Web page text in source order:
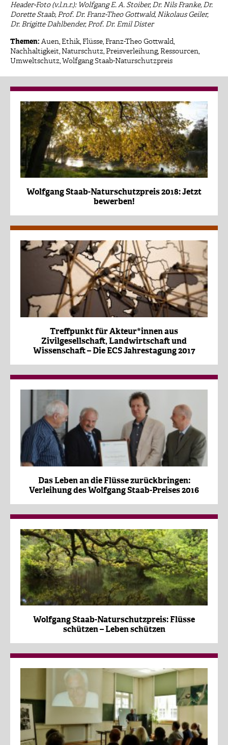
Header-Foto (v.l.n.r.): Wolfgang E. A. Stoiber, Dr. Nils Franke, Dr.
Dorette Staab, Prof. Dr. Franz-Theo Gottwald, Nikolaus Geiler,
Dr. Brigitte Dahlbender, Prof. Dr. Emil Dister
Themen: Auen Ethik Flüsse Franz-Theo Gottwald
Nachhaltigkeit Naturschutz Preisverleihung, Ressourcen
Umweltschutz Wolfgang Staab-Naturschutzpreis
Wolfgang Staab-Naturschutzpreis 2018: Jetzt
bewerben!
Treffpunkt für Akteur*innen aus
Zivilgesellschaft, Landwirtschaft und
Wissenschaft – Die ECS Jahrestagung 2017
Das Leben an die Flüsse zurückbringen:
Verleihung des Wolfgang Staab-Preises 2016
Wolfgang Staab-Naturschutzpreis: Flüsse
schützen – Leben schützen